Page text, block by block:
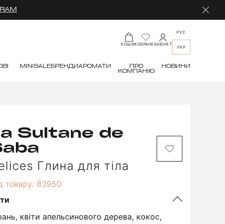
КОШИКОБРАНЕКАБІНЕТ
РУС
УКР
MINI SALEБРЕНДИ АРОМАТИ
ПРО
КОМПАНІЮ
НОВИНИ
Sultane de
Глина для тіла
товару: 83950
квіти апельсинового дерева, кокос,